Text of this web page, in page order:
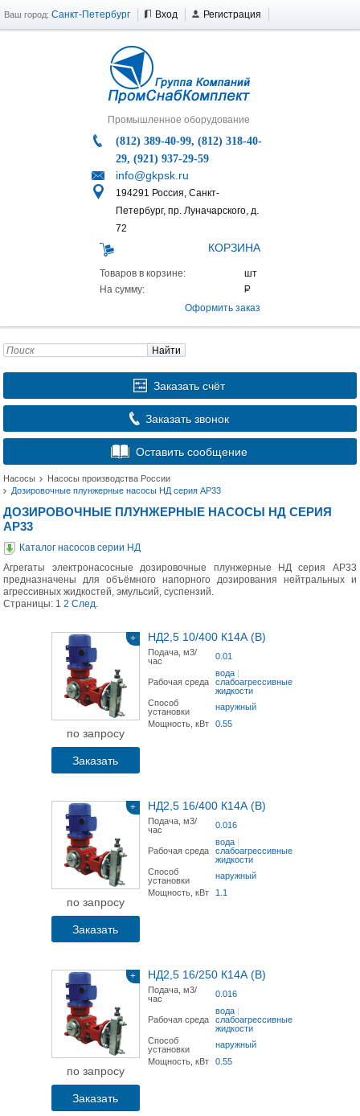
Ваш город: Санкт-Петербург Вход Регистрация
Промышленное оборудование
(812) 389-40-99, (812) 318-40-
29, (921) 937-29-59
info@gkpsk.ru
194291 Россия, Санкт-
Петербург, пр. Луначарского, д.
72
КОРЗИНА
Товаров в корзине:
На сумму:
Оформить заказ
Найти
Заказать счёт
Заказать звонок
Оставить сообщение
Насосы
Насосы производства России
Дозировочные плунжерные насосы НД серия АР33
ДОЗИРОВОЧНЫЕ ПЛУНЖЕРНЫЕ НАСОСЫ НД СЕРИЯ
АР33
Каталог насосов серии НД
Агрегаты электронасосные дозировочные плунжерные НД серия АР33
предназначены для объёмного напорного дозирования нейтральных и
агрессивных жидкостей, эмульсий, суспензий.
Страницы: 1 2 След.
+
по запросу
Заказать
НД2,5 10/400 К14А (В)
Подача, м3/
час
0.01
Рабочая среда
вода |
слабоагрессивные
жидкости
Способ
установки
наружный
Мощность, кВт
0.55
+
по запросу
Заказать
НД2,5 16/400 К14А (В)
Подача, м3/
час
0.016
Рабочая среда
вода |
слабоагрессивные
жидкости
Способ
установки
наружный
Мощность, кВт
1.1
+
по запросу
Заказать
НД2,5 16/250 К14А (В)
Подача, м3/
час
0.016
Рабочая среда
вода |
слабоагрессивные
жидкости
Способ
установки
наружный
Мощность, кВт
0.55